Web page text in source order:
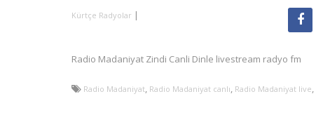
Kürtçe Radyolar |
Radio Madaniyat Zindi Canli Dinle livestream radyo fm
Radio Madaniyat, Radio Madaniyat canlı, Radio Madaniyat live,